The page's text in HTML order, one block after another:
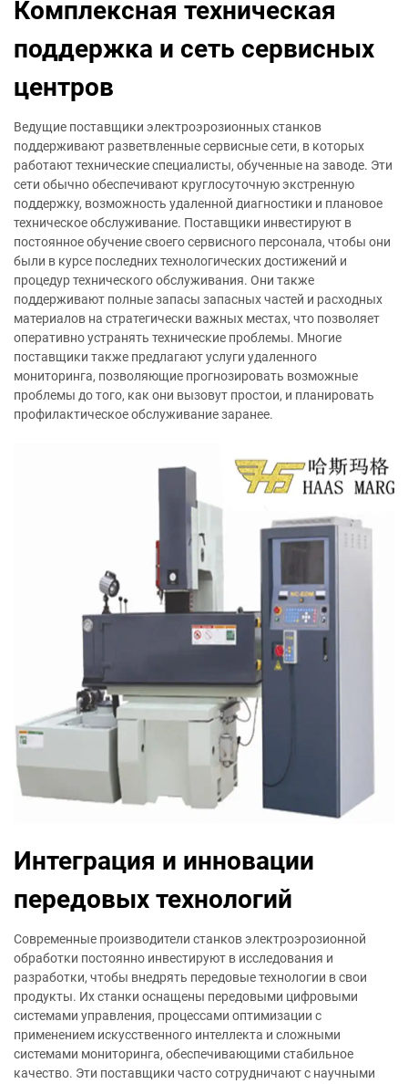
Комплексная техническая
поддержка и сеть сервисных
центров
Ведущие поставщики электроэрозионных станков
поддерживают разветвленные сервисные сети, в которых
работают технические специалисты, обученные на заводе. Эти
сети обычно обеспечивают круглосуточную экстренную
поддержку, возможность удаленной диагностики и плановое
техническое обслуживание. Поставщики инвестируют в
постоянное обучение своего сервисного персонала, чтобы они
были в курсе последних технологических достижений и
процедур технического обслуживания. Они также
поддерживают полные запасы запасных частей и расходных
материалов на стратегически важных местах, что позволяет
оперативно устранять технические проблемы. Многие
поставщики также предлагают услуги удаленного
мониторинга, позволяющие прогнозировать возможные
проблемы до того, как они вызовут простои, и планировать
профилактическое обслуживание заранее.
Интеграция и инновации
передовых технологий
Современные производители станков электроэрозионной
обработки постоянно инвестируют в исследования и
разработки, чтобы внедрять передовые технологии в свои
продукты. Их станки оснащены передовыми цифровыми
системами управления, процессами оптимизации с
применением искусственного интеллекта и сложными
системами мониторинга, обеспечивающими стабильное
качество. Эти поставщики часто сотрудничают с научными